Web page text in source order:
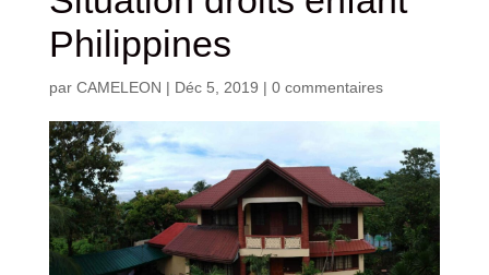
Philippines
par CAMELEON | Déc 5, 2019 | 0 commentaires